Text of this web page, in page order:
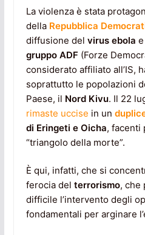
La violenza è stata
della Repubblica
diffusione del virus ebola
gruppo ADF (Forze
considerato affiliato all’IS,
soprattutto le popolazioni
Paese, il Nord Kivu. Il 22
rimaste uccise in un
di Eringeti e Oicha, facenti
“triangolo della morte”.
È qui, infatti, che si
ferocia del terrorismo, che
difficile l’intervento degli
fondamentali per arginare